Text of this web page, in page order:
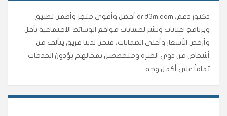
دكتور دعم، drd3m.com أفضل وأقوى متجر وأضمن تطبيق
وبرنامج اعلانات ونشر لحسابات مواقع الوسائط الاجتماعية بأقل
وأرخص الأسعار وأعلى الضمانات، فنحن لدينا فريق يتألف من
أشخاص من ذوي الخبرة ومتخصصين بمجالهم يؤدون الخدمات
تماماً على أكمل وجه.